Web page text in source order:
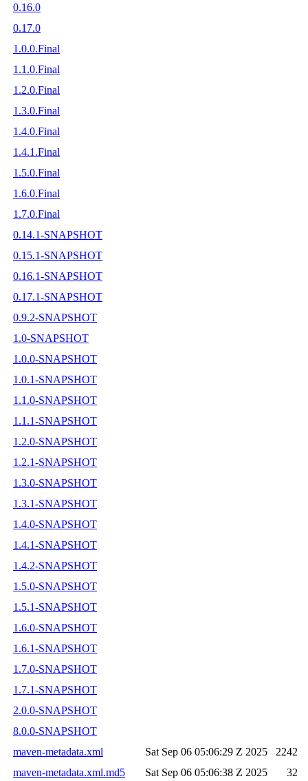
0.16.0
0.17.0
1.0.0.Final
1.1.0.Final
1.2.0.Final
1.3.0.Final
1.4.0.Final
1.4.1.Final
1.5.0.Final
1.6.0.Final
1.7.0.Final
0.14.1-SNAPSHOT
0.15.1-SNAPSHOT
0.16.1-SNAPSHOT
0.17.1-SNAPSHOT
0.9.2-SNAPSHOT
1.0-SNAPSHOT
1.0.0-SNAPSHOT
1.0.1-SNAPSHOT
1.1.0-SNAPSHOT
1.1.1-SNAPSHOT
1.2.0-SNAPSHOT
1.2.1-SNAPSHOT
1.3.0-SNAPSHOT
1.3.1-SNAPSHOT
1.4.0-SNAPSHOT
1.4.1-SNAPSHOT
1.4.2-SNAPSHOT
1.5.0-SNAPSHOT
1.5.1-SNAPSHOT
1.6.0-SNAPSHOT
1.6.1-SNAPSHOT
1.7.0-SNAPSHOT
1.7.1-SNAPSHOT
2.0.0-SNAPSHOT
8.0.0-SNAPSHOT
maven-metadata.xml
Sat Sep 06 05:06:29 Z 2025
2242
maven-metadata.xml.md5
Sat Sep 06 05:06:38 Z 2025 32